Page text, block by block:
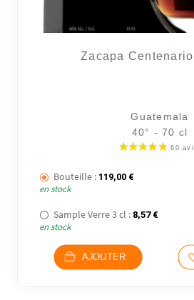
Zacapa Centenario
Guatemala
40° - 70 cl
Bouteille : 119,00 €
en stock
Sample Verre 3 cl : 8,57 €
en stock
AJOUTER